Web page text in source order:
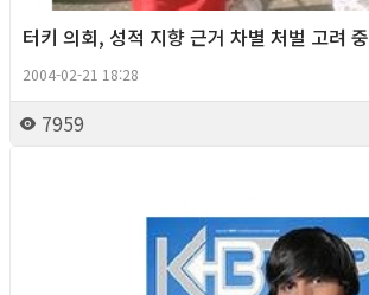
터키 의회, 성적 지향 근거 차별 처벌 고려 중
2004-02-21 18:28
7959